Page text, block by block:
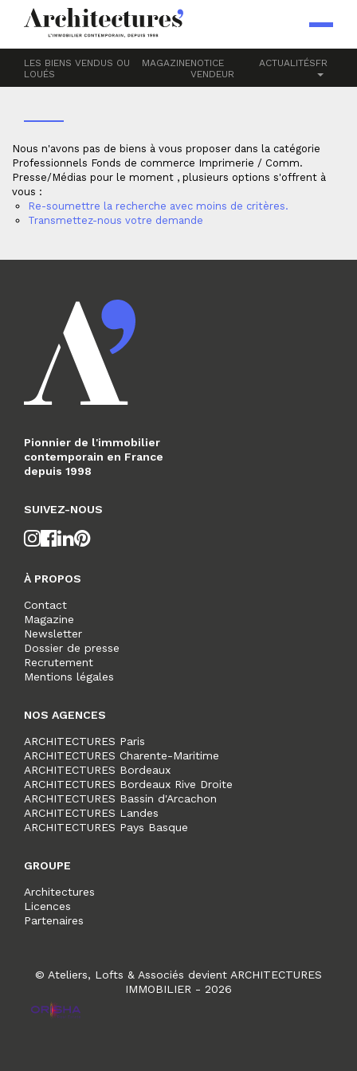
LES BIENS VENDUS OU
LOUÉS
MAGAZINENOTICE
VENDEUR
ACTUALITÉSFR
Accueil Professionnels
Imprimerie / Comm.
PRESSE/MÉDIAS
Nous n'avons pas de biens à vous proposer dans la catégorie
Professionnels Fonds de commerce Imprimerie / Comm.
Presse/Médias pour le moment , plusieurs options s'offrent à
vous :
Re-soumettre la recherche avec moins de critères.
Transmettez-nous votre demande
Pionnier de l'immobilier
contemporain en France
depuis 1998
SUIVEZ-NOUS
À PROPOS
Contact
Magazine
Newsletter
Dossier de presse
Recrutement
Mentions légales
NOS AGENCES
ARCHITECTURES Paris
ARCHITECTURES Charente-Maritime
ARCHITECTURES Bordeaux
ARCHITECTURES Bordeaux Rive Droite
ARCHITECTURES Bassin d'Arcachon
ARCHITECTURES Landes
ARCHITECTURES Pays Basque
GROUPE
Architectures
Licences
Partenaires
© Ateliers, Lofts & Associés devient ARCHITECTURES
IMMOBILIER - 2026